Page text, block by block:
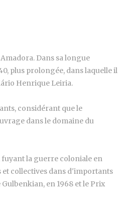
Dans sa longue
plus prolongée, dans laquelle il
Henrique Leiria.
considérant que le
dans le domaine du
fuyant la guerre coloniale en
et collectives dans d'importants
en 1968 et le Prix